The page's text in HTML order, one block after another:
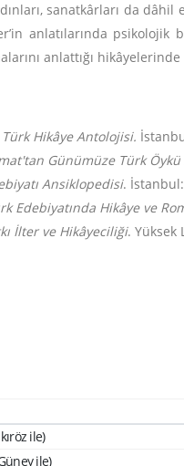
sanatkârları da
anlatılarında
anlattığı
Türk Hikâye Antolojisi.
Günümüze Türk
Ansiklopedisi. İstanbul:
Edebiyatında Hikâye ve
İlter ve Hikâyeciliği. Yüksek
ile)
ile)